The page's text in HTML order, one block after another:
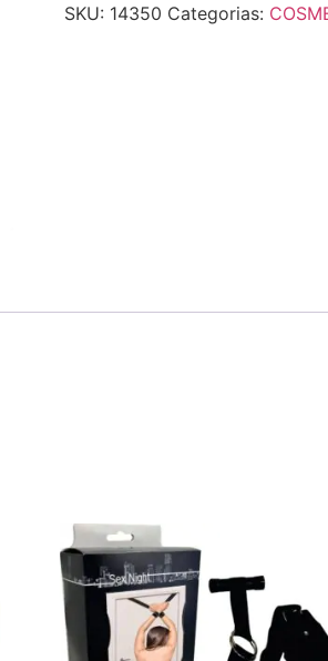
SKU: 14350 Categorias: